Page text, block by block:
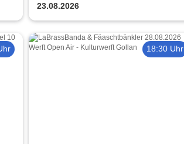
23.08.2026
18:30 Uhr